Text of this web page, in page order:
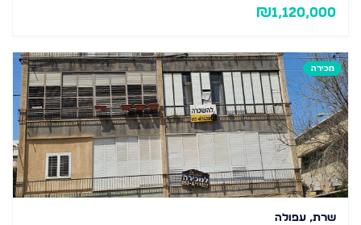
₪1,120,000
מכירה
שרת, עפולה